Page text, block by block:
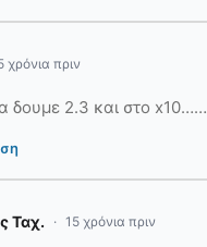
χρόνια πριν
δουμε 2.3 και στο x10……
Ταχ. 15 χρόνια πριν